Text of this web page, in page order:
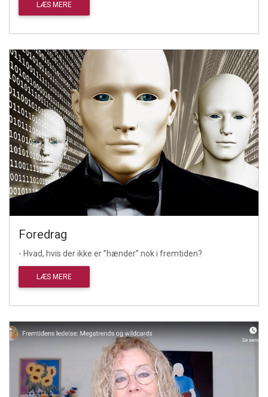
LÆS MERE
Foredrag
- Hvad, hvis der ikke er ”hænder” nok i fremtiden?
LÆS MERE